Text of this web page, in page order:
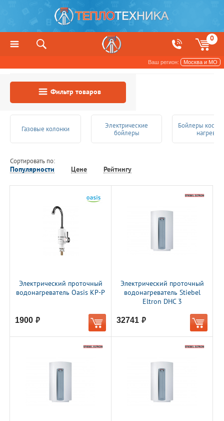
0
Ваш регион: Москва и МО
Фильтр товаров
Газовые колонки
Электрические
бойлеры
Бойлеры
нагрева
Сортировать по:
Популярности Цене Рейтингу
Электрический проточный
водонагреватель Oasis KP-P
1900 руб.
Электрический проточный
водонагреватель Stiebel
Eltron DHC 3
32741 руб.